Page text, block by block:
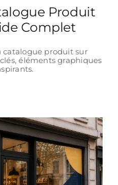
Produit
Complet
catalogue produit sur
éléments graphiques